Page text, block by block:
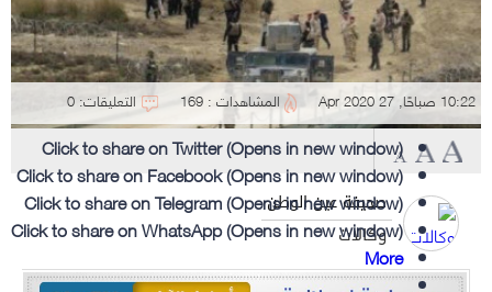
10:22 صباحًا, 27 Apr 2020 المشاهدات : 169 التعليقات: 0
صحيفة عين الوطن
وكالات
Click to share on Twitter (Opens in new window)
Click to share on Facebook (Opens in new window)
Click to share on Telegram (Opens in new window)
Click to share on WhatsApp (Opens in new window)
More